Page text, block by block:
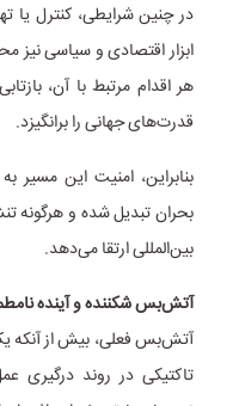
در چنین شرایطی، کنترل یا
ابزار اقتصادی و سیاسی
هر اقدام مرتبط با آن،
قدرت‌های جهانی را برانگیزد.
بنابراین، امنیت این مسیر
بحران تبدیل شده و هرگونه
بین‌المللی ارتقا می‌دهد.
آتش‌بس شکننده و آینده
آتش‌بس فعلی، بیش از آنکه
تاکتیکی در روند درگیری